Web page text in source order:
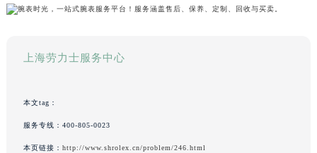
上海劳力士服务中心
本文tag：
服务专线： 400-805-0023
本页链接： http://www.shrolex.cn/problem/246.html